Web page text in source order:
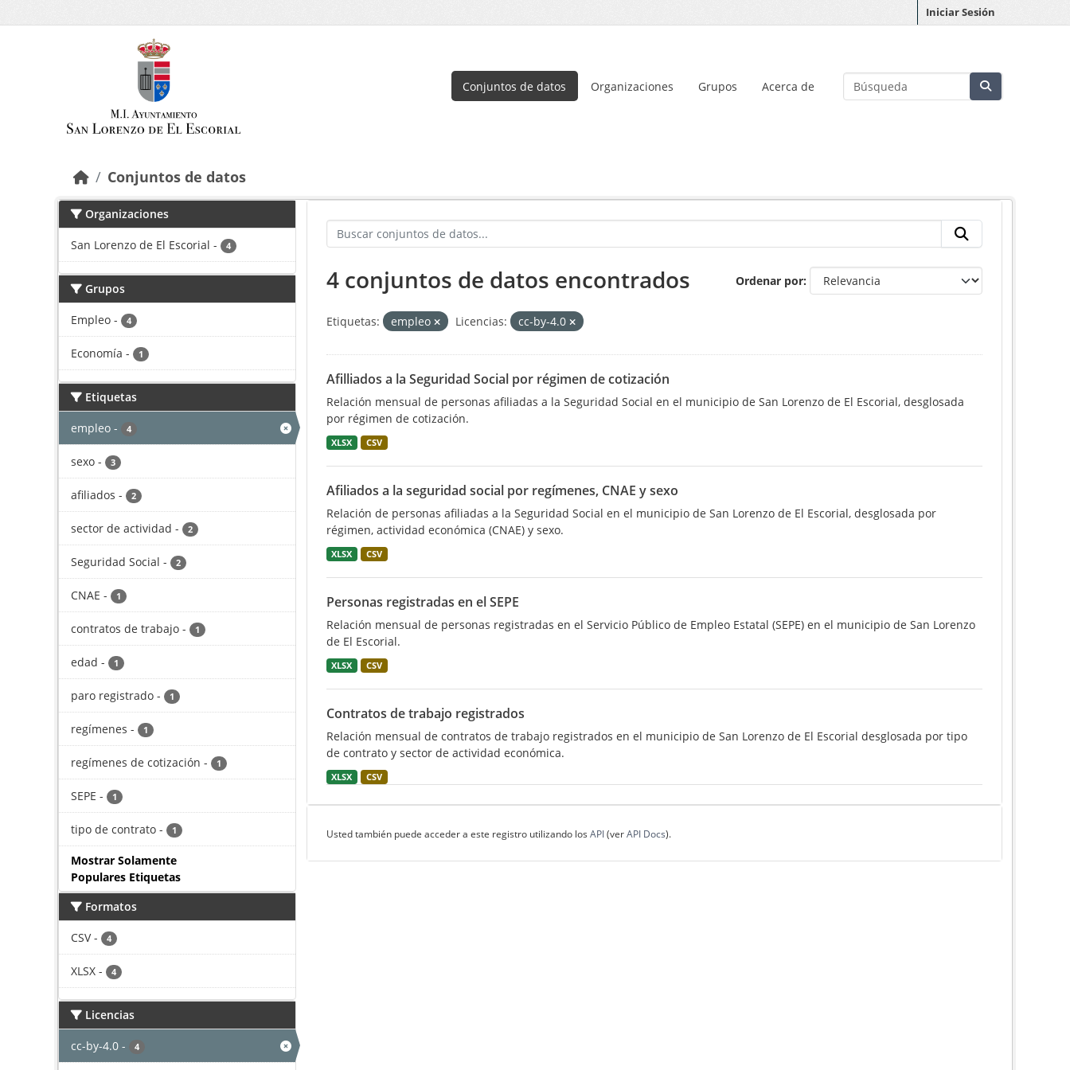
Iniciar Sesión
Conjuntos de datos Organizaciones Grupos Acerca de
Conjuntos de datos
Organizaciones
San Lorenzo de El Escorial - 4
Grupos
Empleo - 4
Economía - 1
Etiquetas
empleo - 4
sexo - 3
afiliados - 2
sector de actividad - 2
Seguridad Social - 2
CNAE - 1
contratos de trabajo - 1
edad - 1
paro registrado - 1
regímenes - 1
regímenes de cotización - 1
SEPE - 1
tipo de contrato - 1
Mostrar Solamente
Populares Etiquetas
Formatos
CSV - 4
XLSX - 4
Licencias
cc-by-4.0 - 4
Ordenar por
4 conjuntos de datos encontrados
Etiquetas: empleo Licencias: cc-by-4.0
Afilliados a la Seguridad Social por régimen de cotización
Relación mensual de personas afiliadas a la Seguridad Social en el municipio de San Lorenzo de El Escorial, desglosada
por régimen de cotización.
XLSX CSV
Afiliados a la seguridad social por regímenes, CNAE y sexo
Relación de personas afiliadas a la Seguridad Social en el municipio de San Lorenzo de El Escorial, desglosada por
régimen, actividad económica (CNAE) y sexo.
XLSX CSV
Personas registradas en el SEPE
Relación mensual de personas registradas en el Servicio Público de Empleo Estatal (SEPE) en el municipio de San Lorenzo
de El Escorial.
XLSX CSV
Contratos de trabajo registrados
Relación mensual de contratos de trabajo registrados en el municipio de San Lorenzo de El Escorial desglosada por tipo
de contrato y sector de actividad económica.
XLSX CSV
Usted también puede acceder a este registro utilizando los API(verAPI Docs).